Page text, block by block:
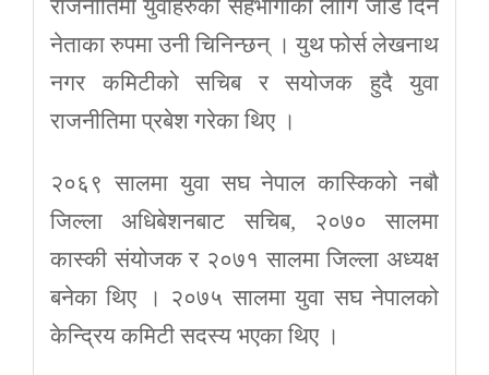
राजनीतिमा युवाहरुको सहभागीको लागि जोड दिने
नेताका रुपमा उनी चिनिन्छन् । युथ फोर्स लेखनाथ
नगर कमिटीको सचिब र सयोजक हुदै युवा
राजनीतिमा प्रबेश गरेका थिए ।
२०६९ सालमा युवा सघ नेपाल कास्किको नबौ
जिल्ला अधिबेशनबाट सचिब, २०७० सालमा
कास्की संयोजक र २०७१ सालमा जिल्ला अध्यक्ष
बनेका थिए । २०७५ सालमा युवा सघ नेपालको
केन्द्रिय कमिटी सदस्य भएका थिए ।